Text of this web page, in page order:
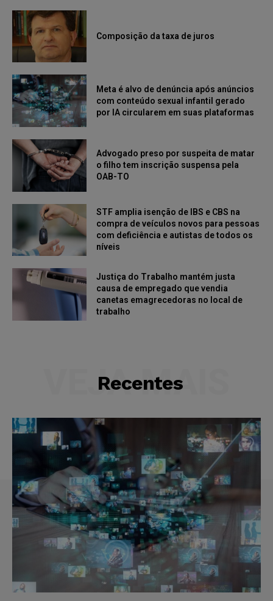
Composição da taxa de juros
Meta é alvo de denúncia após anúncios
com conteúdo sexual infantil gerado
por IA circularem em suas plataformas
Advogado preso por suspeita de matar
o filho tem inscrição suspensa pela
OAB-TO
STF amplia isenção de IBS e CBS na
compra de veículos novos para pessoas
com deficiência e autistas de todos os
níveis
Justiça do Trabalho mantém justa
causa de empregado que vendia
canetas emagrecedoras no local de
trabalho
Recentes
VEJA MAIS